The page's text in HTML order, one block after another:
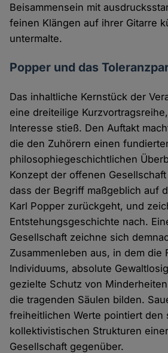
Beisammensein mit
feinen Klängen auf ihrer Gitarre
untermalte.
Popper und das
Das inhaltliche Kernstück der
eine dreiteilige
Interesse stieß. Den Auftakt
die den Zuhörern einen
philosophiegeschichtlichen
Konzept der offenen
dass der Begriff maßgeblich auf
Karl Popper zurückgeht, und
Entstehungsgeschichte nach.
Gesellschaft zeichne sich
Zusammenleben aus, in dem die
Individuums, absolute
gezielte Schutz von
die tragenden Säulen bilden.
freiheitlichen Werte pointiert den
kollektivistischen Strukturen
Gesellschaft gegenüber.